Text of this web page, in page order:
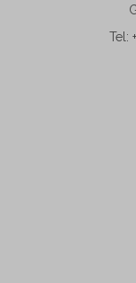
Tel: